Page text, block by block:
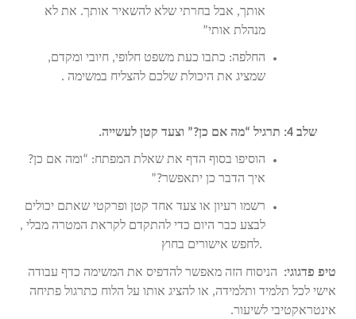
אותך, אבל בחרתי שלא להשאיר אותך. את לא
מנהלת אותי”
החלפה: כתבו כעת משפט חלופי, חיובי ומקדם,
שמציג את היכולת שלכם להצליח במשימה .
שלב 4: תרגיל “מה אם כן?” וצעד קטן לעשייה.
הוסיפו בסוף הדף את שאלת המפתח: “ומה אם כן?
איך הדבר כן יתאפשר?”
רשמו רעיון או צעד אחד קטן ופרקטי שאתם יכולים
לבצע כבר היום כדי להתקדם לקראת המטרה
, מבלי
לחפש אישורים בחוץ.
טיפ פדגוגי: הניסוח הזה מאפשר להדפיס את המשימה כדף עבודה
אישי לכל תלמיד ותלמידה, או להציג אותו על הלוח כתרגול פתיחה
אינטראקטיבי לשיעור.